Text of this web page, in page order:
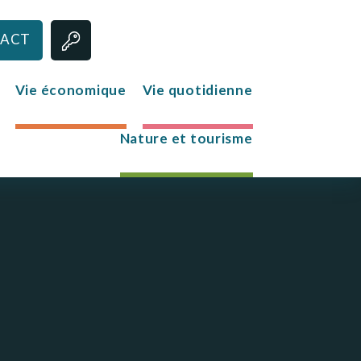
Vie économique Vie quotidienne
Nature et tourisme